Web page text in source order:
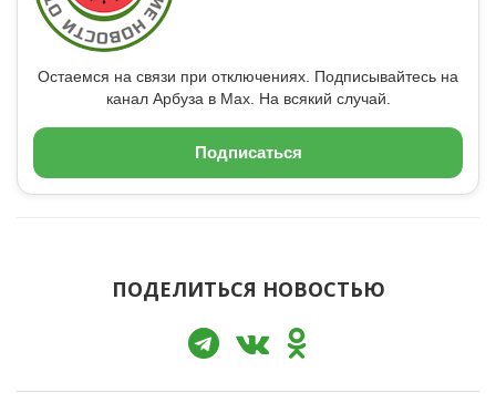
Остаемся на связи при отключениях. Подписывайтесь на
канал Арбуза в Max. На всякий случай.
Подписаться
ПОДЕЛИТЬСЯ НОВОСТЬЮ